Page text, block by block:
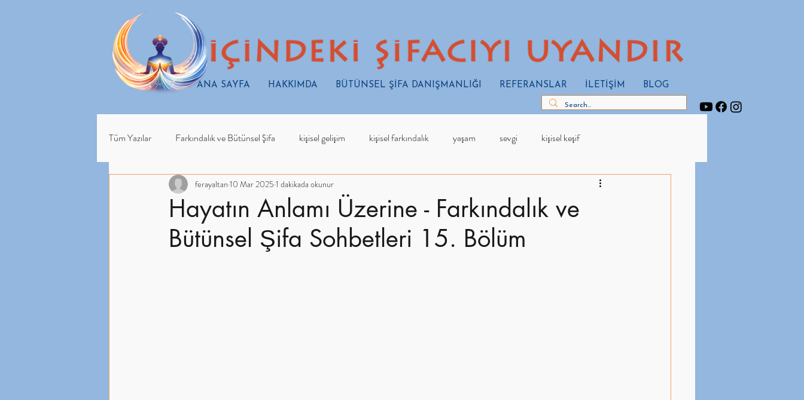
ANA SAYFA HAKKIMDA BÜTÜNSEL ŞİFA DANIŞMANLIĞI REFERANSLAR İLETİŞİM BLOG
Tüm Yazılar Farkındalık ve Bütünsel Şifa kişisel gelişim kişisel farkındalık yaşam sevgi kişisel keşif
içindeki şifacıyı uyandır
Hayatın Anlamı Üzerine - Farkındalık ve
Bütünsel Şifa Sohbetleri 15. Bölüm
ferayaltan 10 Mar 2025 1 dakikada okunur